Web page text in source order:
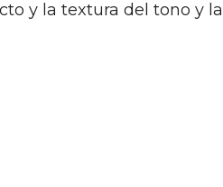
y la textura del tono y